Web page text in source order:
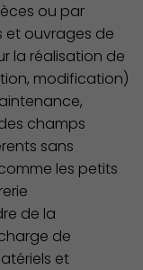
ou par
et ouvrages de
la réalisation de
modification)
champs
sans
les petits
de la
de
et